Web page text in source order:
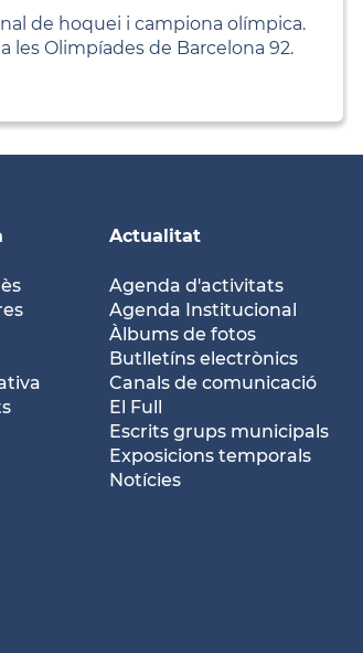
de hoquei i campiona olímpica.
les Olimpíades de Barcelona 92.
Actualitat
Agenda d'activitats
Agenda Institucional
Àlbums de fotos
Butlletíns electrònics
Canals de comunicació
El Full
Escrits grups municipals
Exposicions temporals
Notícies